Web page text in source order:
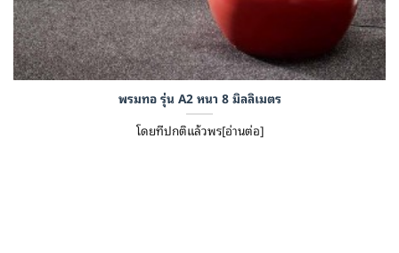
พรมทอ รุ่น A2 หนา 8 มิลลิเมตร
โดยทีปกติแล้วพร[อ่านต่อ]